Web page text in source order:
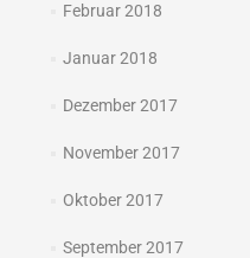
Februar 2018
Januar 2018
Dezember 2017
November 2017
Oktober 2017
September 2017